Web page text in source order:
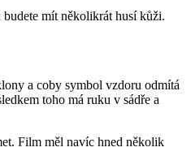
mít několikrát husí kůži.
a coby symbol vzdoru odmítá
toho má ruku v sádře a
Film měl navíc hned několik